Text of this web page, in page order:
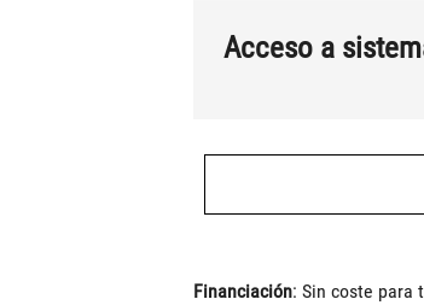
Acceso a
Financiación: Sin coste para